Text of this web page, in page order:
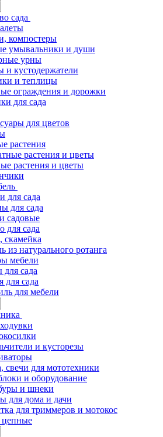
сада
компостеры
умывальники и души
урны
и кустодержатели
и теплицы
ограждения и дорожки
для сада
для цветов
растения
растения и цветы
растения и цветы
для сада
для сада
садовые
для сада
скамейка
из натурального ротанга
мебели
сада
для сада
для мебели
и кусторезы
свечи для мототехники
и оборудование
и шнеки
для дома и дачи
для триммеров и мотокос